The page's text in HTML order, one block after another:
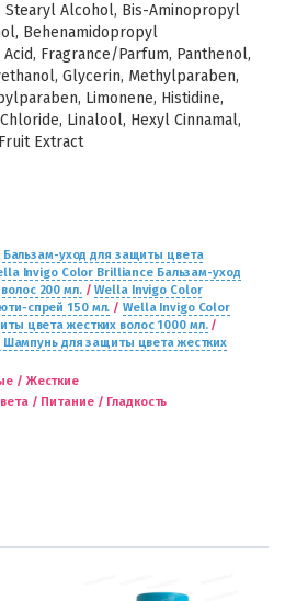
Stearyl Alcohol, Bis-Aminopropyl
Behenamidopropyl
Fragrance/Parfum, Panthenol,
Glycerin, Methylparaben,
Limonene, Histidine,
Linalool, Hexyl Cinnamal,
Extract
уход для защиты цвета
Invigo Color Brilliance Бальзам-уход
200 мл./Wella Invigo Color
спрей 150 мл. / Wella Invigo Color
цвета жестких волос 1000 мл./
для защиты цвета жестких
/ Жесткие
/ Питание / Гладкость